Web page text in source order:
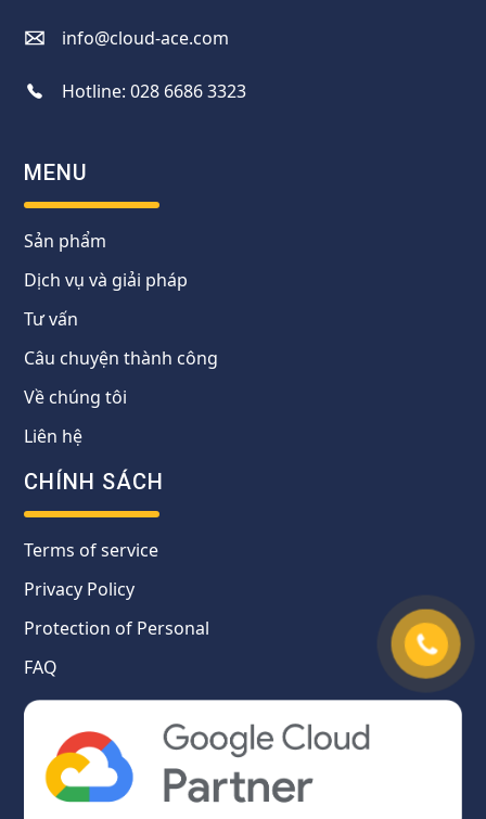
info@cloud-ace.com
Hotline:028 6686 3323
MENU
Sản phẩm
Dịch vụ và giải pháp
Tư vấn
Câu chuyện thành công
Về chúng tôi
Liên hệ
CHÍNH SÁCH
Terms of service
Privacy Policy
Protection of Personal
FAQ